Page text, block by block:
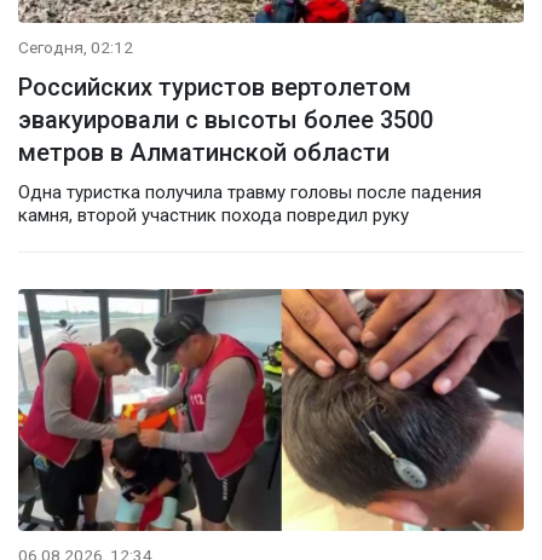
Сегодня, 02:12
Российских туристов вертолетом
эвакуировали с высоты более 3500
метров в Алматинской области
Одна туристка получила травму головы после падения
камня, второй участник похода повредил руку
06.08.2026, 12:34